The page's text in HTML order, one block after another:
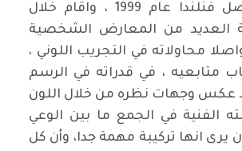
الاردن ، ثم وصل فنلندا عام 1999 ، واقام خلال
العديد من المعارض الشخصية
محاولاته في التجريب اللوني ،
متابعيه ، في قدراته في الرسم
عكس وجهات نظره من خلال اللون
الفنية في الجمع ما بين الوعي
يرى انها تركيبة مهمة جدا، وأن كل